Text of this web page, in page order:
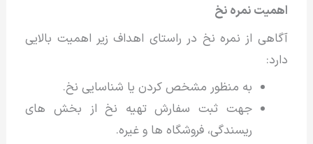
اهمیت نمره نخ
آگاهی از نمره نخ در راستای اهداف زیر اهمیت بالایی
دارد:
به منظور مشخص کردن یا شناسایی نخ.
جهت ثبت سفارش تهیه نخ از بخش های
ریسندگی، فروشگاه ها و غیره.